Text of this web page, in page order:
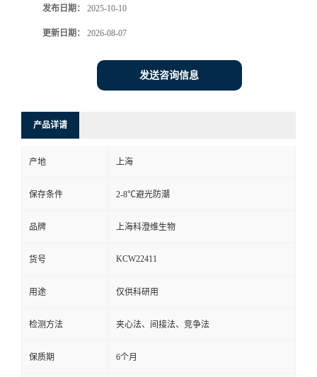
发布日期： 2025-10-10
更新日期： 2026-08-07
发送咨询信息
产品详请
产地 上海
保存条件 2-8℃避光防潮
品牌 上海科澄维生物
货号 KCW22411
用途 仅供科研用
检测方法 夹心法、间接法、竞争法
保质期 6个月